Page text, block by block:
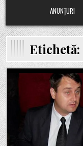
ANUNȚURI
Etichetă:
Posted